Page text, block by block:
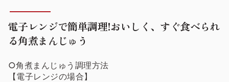
電子レンジで簡単調理!おいしく、すぐ食べられ
る角煮まんじゅう
○角煮まんじゅう調理方法
【電子レンジの場合】